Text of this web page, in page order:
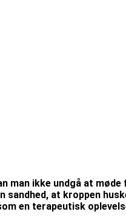
man ikke undgå at
at kroppen
en terapeutisk